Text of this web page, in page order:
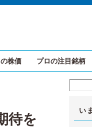
株価 プロの注目銘柄
待を
い